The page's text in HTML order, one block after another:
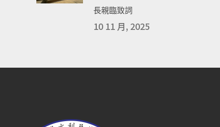
長親臨致詞
10 11 月, 2025